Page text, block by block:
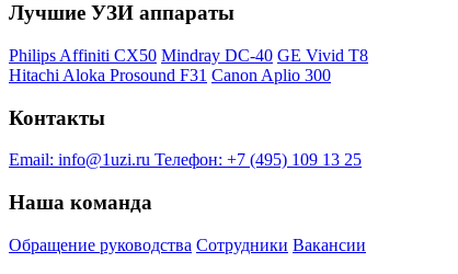
Лучшие УЗИ аппараты
Philips Affiniti CX50 Mindray DC-40 GE Vivid T8
Hitachi Aloka Prosound F31 Canon Aplio 300
Контакты
Email: info@1uzi.ru Телефон: +7 (495) 109 13 25
Наша команда
Обращение руководства Сотрудники Вакансии